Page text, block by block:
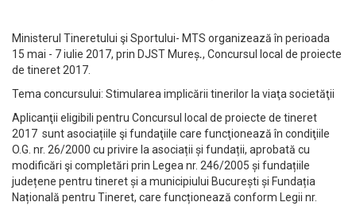
Ministerul Tineretului şi Sportului- MTS organizează în perioada
15 mai - 7 iulie 2017, prin DJST Mureș., Concursul local de proiecte
de tineret 2017.
Tema concursului: Stimularea implicării tinerilor la viaţa societăţii
Aplicanţii eligibili pentru Concursul local de proiecte de tineret
2017 sunt asociațiile şi fundaţiile care funcţionează în condiţiile
O.G. nr. 26/2000 cu privire la asociații și fundații, aprobată cu
modificări şi completări prin Legea nr. 246/2005 și fundațiile
județene pentru tineret și a municipiului București și Fundația
Națională pentru Tineret, care funcționează conform Legii nr.